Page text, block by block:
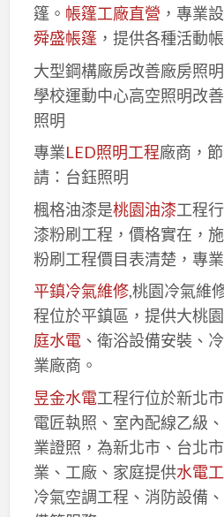
篷。 帳篷工廠直營 ，專業
舜盛帳篷，提供各種活動
大型鋼構廠房改善廠房照明
學校運動中心高空照明改
照明
專業LED照明工程廠商，
請：台鈺照明
楓格油漆是桃園油漆工程
漆粉刷工程，價格實在，
粉刷工程價目表清楚，專業
平鎮冷氣維修,桃園冷氣維
程位於平鎮區，提供大桃
庭水電、衛浴設備安裝、
業廠商。
昱金水電工程行位於新北
電匠執照、室內配線乙級
業證照，為新北市、台北
業、工廠、家庭提供水電
冷氣空調工程、消防設備